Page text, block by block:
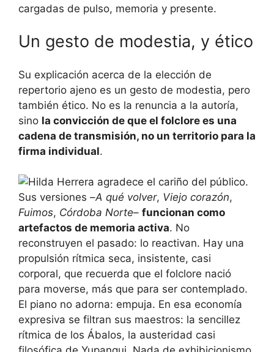
cargadas de pulso, memoria y presente.
Un gesto de modestia, y ético
Su explicación acerca de la elección de
repertorio ajeno es un gesto de modestia, pero
también ético. No es la renuncia a la autoría,
sino la convicción de que el folclore es una
cadena de transmisión, no un territorio para la
firma individual.
Sus versiones –A qué volver, Viejo corazón,
Fuimos, Córdoba Norte– funcionan como
artefactos de memoria activa. No
reconstruyen el pasado: lo reactivan. Hay una
propulsión rítmica seca, insistente, casi
corporal, que recuerda que el folclore nació
para moverse, más que para ser contemplado.
El piano no adorna: empuja. En esa economía
expresiva se filtran sus maestros: la sencillez
rítmica de los Ábalos, la austeridad casi